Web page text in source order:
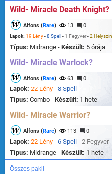
Wild- Miracle Death Knight?
Alfons (Rare) 13 0
Lapok: 19 Lény-8 Spell - 1 Fegyver-2 Helyszín
Típus: Midrange - Készült: 5 órája
Wild- Miracle Warlock?
Alfons (Rare) 63 0
Lapok: 22 Lény - 8 Spell
Típus: Combo - Készült: 1 hete
Wild- Miracle Warrior?
Alfons (Rare) 113 0
Lapok: 22 Lény - 6 Spell - 2 Fegyver
Típus: Midrange - Készült: 1 hete
Összes pakli